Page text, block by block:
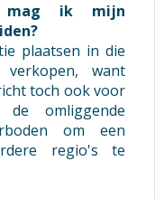
ik mijn
plaatsen in die
want
toch ook voor
omliggende
om een
regio's te